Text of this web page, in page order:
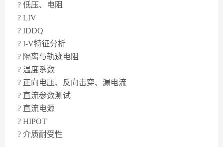
? 低压、电阻
? LIV
? IDDQ
? I-V特征分析
? 隔离与轨迹电阻
? 温度系数
? 正向电压、反向击穿、漏电流
? 直流参数测试
? 直流电源
? HIPOT
? 介质耐受性